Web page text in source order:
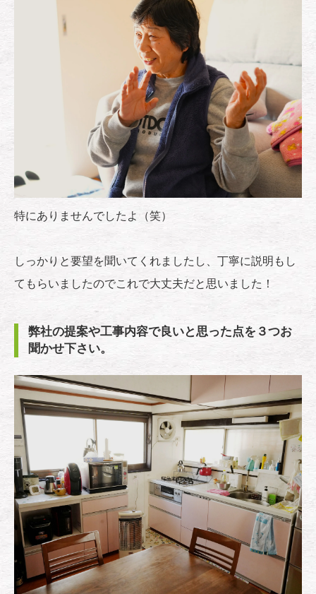
特にありませんでしたよ（笑）
しっかりと要望を聞いてくれましたし、丁寧に説明もし
てもらいましたのでこれで大丈夫だと思いました！
弊社の提案や工事内容で良いと思った点を３つお
聞かせ下さい。